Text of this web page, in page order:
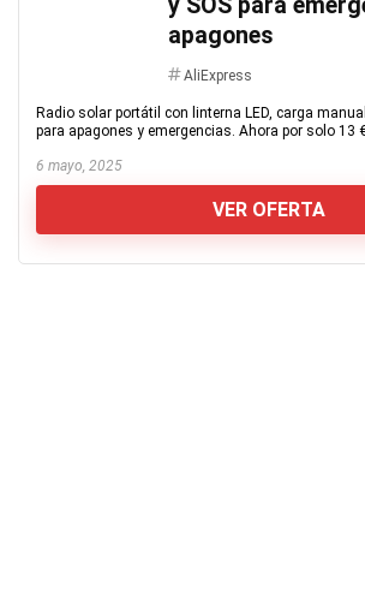
apagones
AliExpress
Radio solar portátil con linterna LED, carga
para apagones y emergencias. Ahora por solo 13
6 mayo, 2025
VER OFERTA